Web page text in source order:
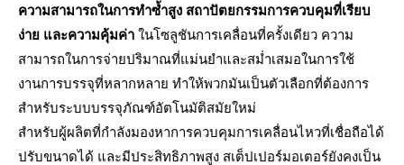
ความสามารถในการทำซ้ำสูง สถาปัตยกรรมการควบคุมที่เรียบ
ง่าย และความคุ้มค่า ในโซลูชันการเคลื่อนที่ครั้งเดียว ความ
สามารถในการจ่ายปริมาณที่แม่นยำและสม่ำเสมอในการใช้
งานการบรรจุที่หลากหลาย ทำให้พวกมันเป็นตัวเลือกที่ต้องการ
สำหรับระบบบรรจุภัณฑ์อัตโนมัติสมัยใหม่
สำหรับผู้ผลิตที่กำลังมองหาการควบคุมการเคลื่อนไหวที่เชื่อถือได้
ปรับขนาดได้ และมีประสิทธิภาพสูง สเต็ปเปอร์มอเตอร์ยังคงเป็น